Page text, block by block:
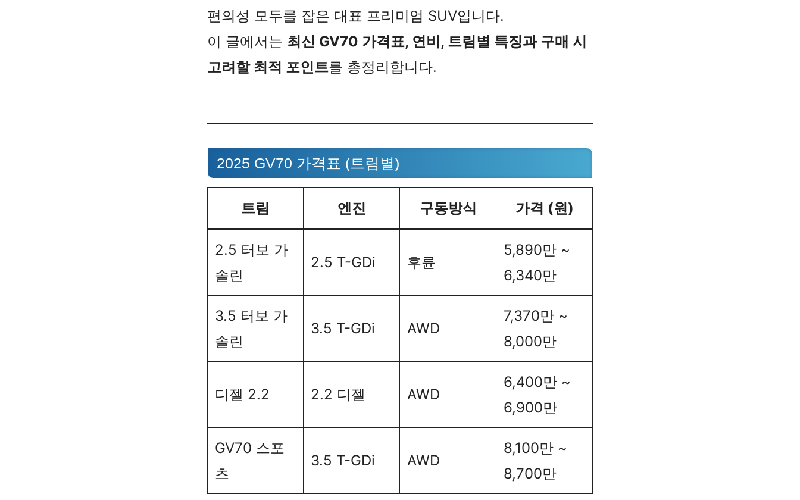
편의성 모두를 잡은 대표 프리미엄 SUV입니다.
이 글에서는 최신 GV70 가격표, 연비, 트림별 특징과 구매 시
고려할 최적 포인트를 총정리합니다.
2025 GV70 가격표 (트림별)
트림 엔진 구동방식 가격 (원)
2.5 터보 가
솔린
2.5 T-GDi 후륜
5,890만 ~
6,340만
3.5 터보 가
솔린
3.5 T-GDi AWD
7,370만 ~
8,000만
디젤 2.2 2.2 디젤 AWD
6,400만 ~
6,900만
GV70 스포
츠
3.5 T-GDi AWD
8,100만 ~
8,700만